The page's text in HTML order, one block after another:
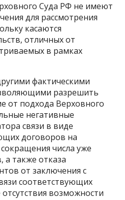
Суда РФ не имеют
для рассмотрения
касаются
отличных от
в рамках
фактическими
разрешить
от подхода Верховного
негативные
связи в виде
договоров на
сокращения числа уже
также отказа
от заключения с
соответствующих
возможности